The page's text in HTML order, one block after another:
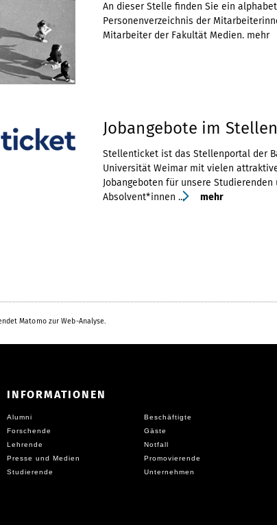
An dieser Stelle finden Sie ein
Personenverzeichnis der
Mitarbeiter der Fakultät Medien. mehr
Jobangebote im
Stellenticket ist das Stellenportal der
Universität Weimar mit vielen
Jobangeboten für unsere Studierenden
Absolvent*innen ...
mehr
Matomo zur Web-Analyse.
INFORMATIONEN
Alumni
Beschäftigte
Forschende
Gäste
Lehrende
Notfall
Presse und Medien
Promovierende
Studierende
Unternehmen